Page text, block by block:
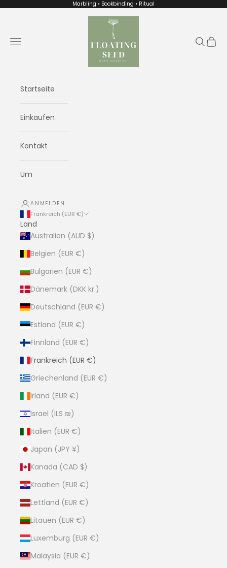
Marbling • Bookbinding • Ritual
Floating Seed
Menü
Suchen
Startseite
Einkaufen
Kontakt
Um
ANMELDEN
Frankreich (EUR €)
Land
Australien (AUD $)
Belgien (EUR €)
Bulgarien (EUR €)
Dänemark (DKK kr.)
Deutschland (EUR €)
Estland (EUR €)
Finnland (EUR €)
Frankreich (EUR €)
Griechenland (EUR €)
Irland (EUR €)
Israel (ILS ₪)
Italien (EUR €)
Japan (JPY ¥)
Kanada (CAD $)
Kroatien (EUR €)
Lettland (EUR €)
Litauen (EUR €)
Luxemburg (EUR €)
Malaysia (EUR €)